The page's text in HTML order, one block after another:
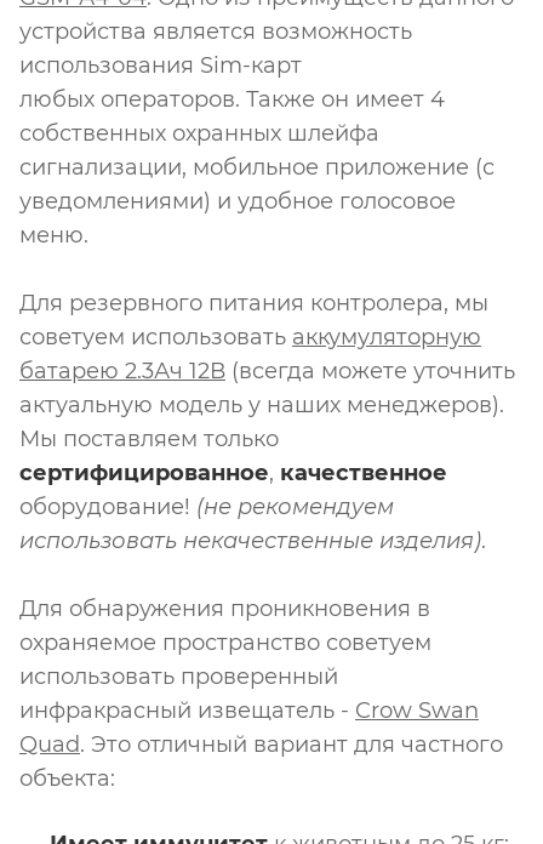
устройства является возможность
использования Sim-карт
любых операторов. Также он имеет 4
собственных охранных шлейфа
сигнализации, мобильное приложение (с
уведомлениями) и удобное голосовое
меню.
Для резервного питания контролера, мы
советуем использовать аккумуляторную
батарею 2.3Ач 12В (всегда можете уточнить
актуальную модель у наших менеджеров).
Мы поставляем только
сертифицированное, качественное
оборудование! (не рекомендуем
использовать некачественные изделия).
Для обнаружения проникновения в
охраняемое пространство советуем
использовать проверенный
инфракрасный извещатель - Crow Swan
Quad. Это отличный вариант для частного
объекта: